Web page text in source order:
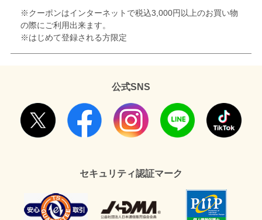
※クーポンはインターネットで税込3,000円以上のお買い物
の際にご利用出来ます。
※はじめて登録される方限定
公式SNS
セキュリティ認証マーク